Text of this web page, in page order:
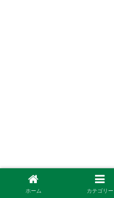
関連記事
ホーム カテゴリー